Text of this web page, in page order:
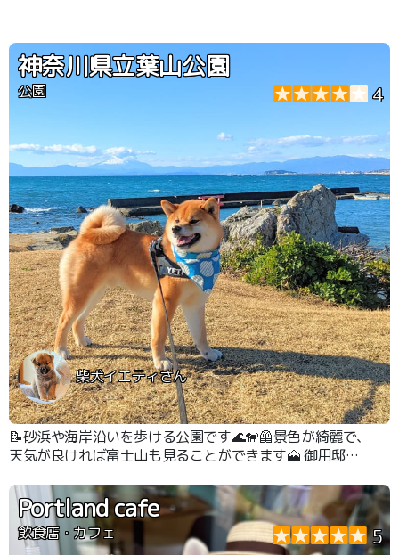
神奈川県立葉山公園
公園 4
柴犬イエティさん
📝砂浜や海岸沿いを歩ける公園です🌊🐕‍🦺景色が綺麗で、
天気が良ければ富士山も見ることができます🗻 御用邸も
Portland cafe
飲食店・カフェ 5